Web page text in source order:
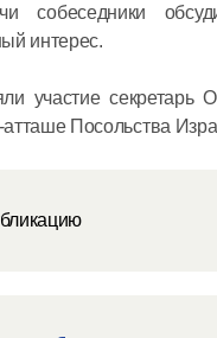
собеседники
интерес.
участие
атташе Посольства